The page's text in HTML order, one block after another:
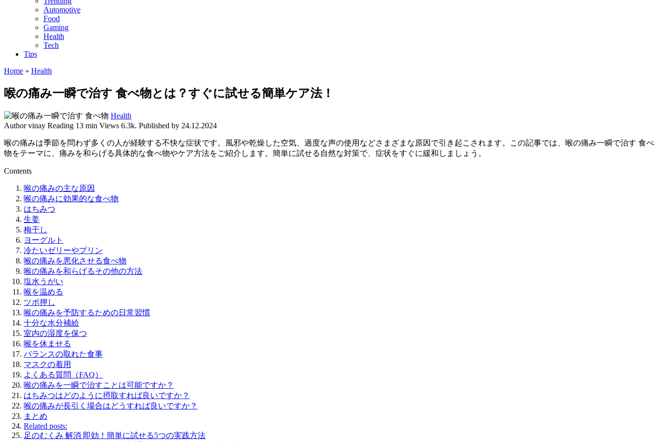
Automotive
Food
Gaming
Health
Tech
Tips
Home » Health
喉の痛み一瞬で治す 食べ物とは？すぐに試せる簡単ケア法！
Health
Author vinay Reading 13 min Views 6.3k. Published by 24.12.2024
喉の痛みは季節を問わず多くの人が経験する不快な症状です。風邪や乾燥した空気、過度な声の使用などさまざまな原因で引き起こされます。この記事では、喉の痛み一瞬で治す 食べ
物をテーマに、痛みを和らげる具体的な食べ物やケア方法をご紹介します。簡単に試せる自然な対策で、症状をすぐに緩和しましょう。
Contents
喉の痛みの主な原因
喉の痛みに効果的な食べ物
はちみつ
生姜
梅干し
ヨーグルト
冷たいゼリーやプリン
喉の痛みを悪化させる食べ物
喉の痛みを和らげるその他の方法
塩水うがい
喉を温める
ツボ押し
喉の痛みを予防するための日常習慣
十分な水分補給
室内の湿度を保つ
喉を休ませる
バランスの取れた食事
マスクの着用
よくある質問（FAQ）
喉の痛みを一瞬で治すことは可能ですか？
はちみつはどのように摂取すれば良いですか？
喉の痛みが長引く場合はどうすれば良いですか？
まとめ
Related posts:
足のむくみ 解消 即効！簡単に試せる5つの実践方法